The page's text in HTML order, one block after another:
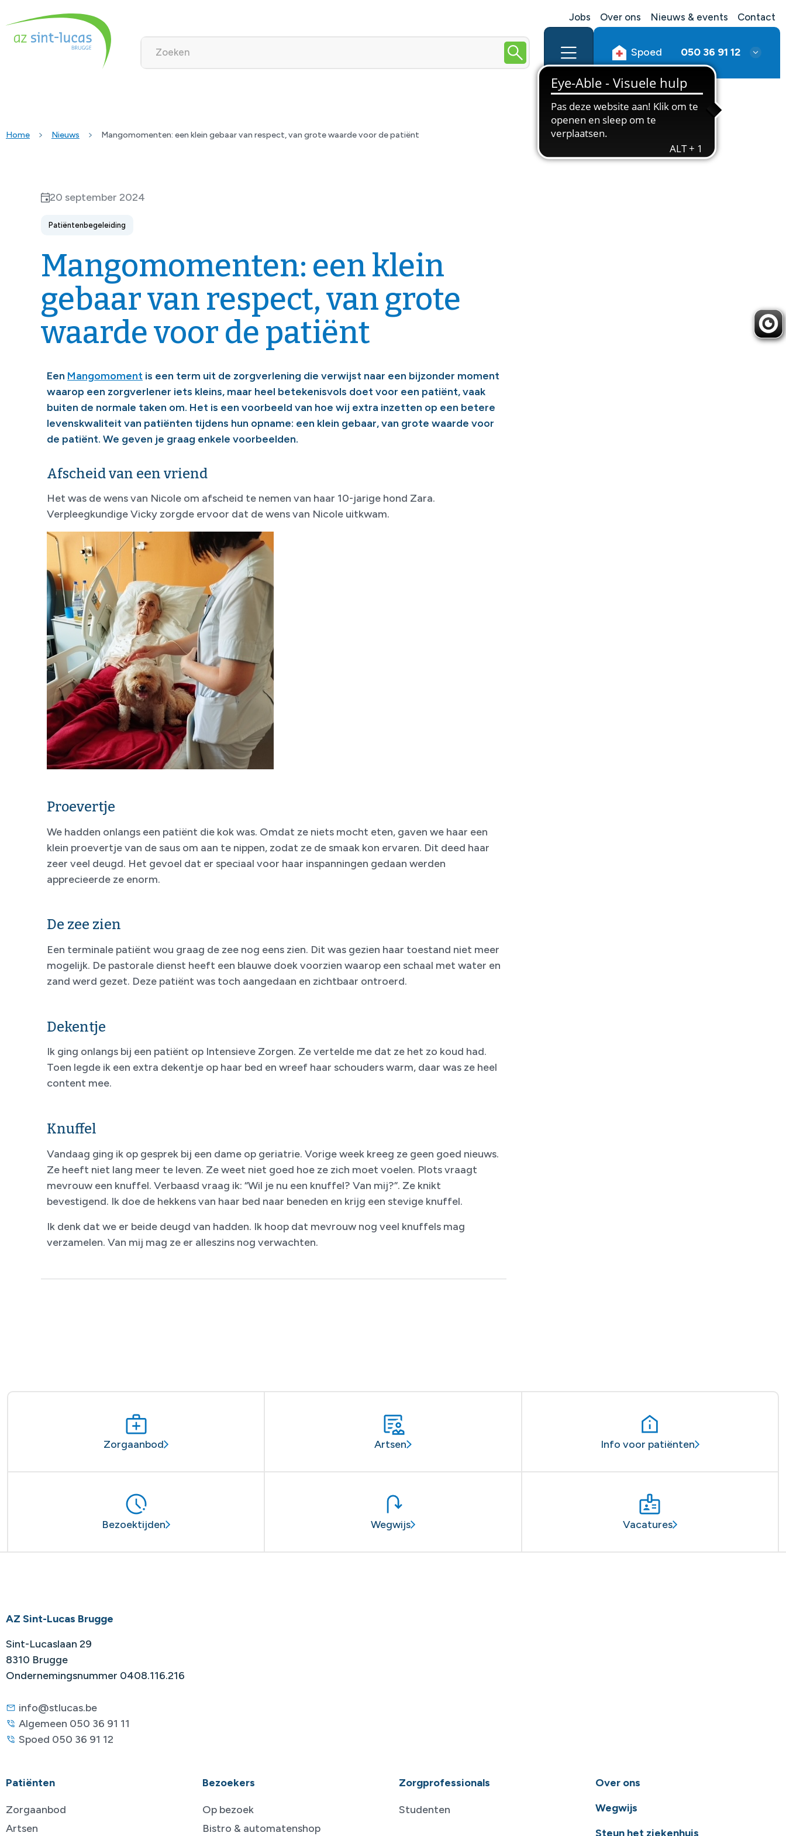
Jobs Over ons Nieuws & events Contact
Spoed 050 36 91 12
Home Nieuws Mangomomenten: een klein gebaar van respect, van grote waarde voor de patiënt
20 september 2024
Patiëntenbegeleiding
Mangomomenten: een klein
gebaar van respect, van grote
waarde voor de patiënt
Een Mangomoment is een term uit de zorgverlening die verwijst naar een bijzonder moment
waarop een zorgverlener iets kleins, maar heel betekenisvols doet voor een patiënt, vaak
buiten de normale taken om. Het is een voorbeeld van hoe wij extra inzetten op een betere
levenskwaliteit van patiënten tijdens hun opname: een klein gebaar, van grote waarde voor
de patiënt. We geven je graag enkele voorbeelden.
Afscheid van een vriend
Het was de wens van Nicole om afscheid te nemen van haar 10-jarige hond Zara.
Verpleegkundige Vicky zorgde ervoor dat de wens van Nicole uitkwam.
Proevertje
We hadden onlangs een patiënt die kok was. Omdat ze niets mocht eten, gaven we haar een
klein proevertje van de saus om aan te nippen, zodat ze de smaak kon ervaren. Dit deed haar
zeer veel deugd. Het gevoel dat er speciaal voor haar inspanningen gedaan werden
apprecieerde ze enorm.
De zee zien
Een terminale patiënt wou graag de zee nog eens zien. Dit was gezien haar toestand niet meer
mogelijk. De pastorale dienst heeft een blauwe doek voorzien waarop een schaal met water en
zand werd gezet. Deze patiënt was toch aangedaan en zichtbaar ontroerd.
Dekentje
Ik ging onlangs bij een patiënt op Intensieve Zorgen. Ze vertelde me dat ze het zo koud had.
Toen legde ik een extra dekentje op haar bed en wreef haar schouders warm, daar was ze heel
content mee.
Knuffel
Vandaag ging ik op gesprek bij een dame op geriatrie. Vorige week kreeg ze geen goed nieuws.
Ze heeft niet lang meer te leven. Ze weet niet goed hoe ze zich moet voelen. Plots vraagt
mevrouw een knuffel. Verbaasd vraag ik: “Wil je nu een knuffel? Van mij?”. Ze knikt
bevestigend. Ik doe de hekkens van haar bed naar beneden en krijg een stevige knuffel.
Ik denk dat we er beide deugd van hadden. Ik hoop dat mevrouw nog veel knuffels mag
verzamelen. Van mij mag ze er alleszins nog verwachten.
Zorgaanbod Artsen Info voor patiënten
Bezoektijden Wegwijs Vacatures
AZ Sint-Lucas Brugge
Sint-Lucaslaan 29
8310 Brugge
Ondernemingsnummer 0408.116.216
info@stlucas.be
Algemeen 050 36 91 11
Spoed 050 36 91 12
Patiënten
Zorgaanbod
Artsen
Bezoekers
Op bezoek
Bistro & automatenshop
Zorgprofessionals
Studenten
Over ons
Wegwijs
Steun het ziekenhuis